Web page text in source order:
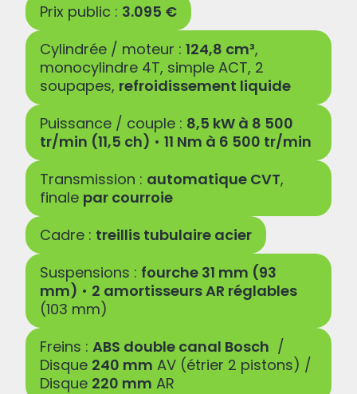
Prix public : 3.095 €
Cylindrée / moteur : 124,8 cm³,
monocylindre 4T, simple ACT, 2
soupapes, refroidissement liquide
Puissance / couple : 8,5 kW à 8 500
tr/min (11,5 ch) • 11 Nm à 6 500 tr/min
Transmission : automatique CVT,
finale par courroie
Cadre : treillis tubulaire acier
Suspensions : fourche 31 mm (93
mm) • 2 amortisseurs AR réglables
(103 mm)
Freins : ABS double canal Bosch /
Disque 240 mm AV (étrier 2 pistons) /
Disque 220 mm AR